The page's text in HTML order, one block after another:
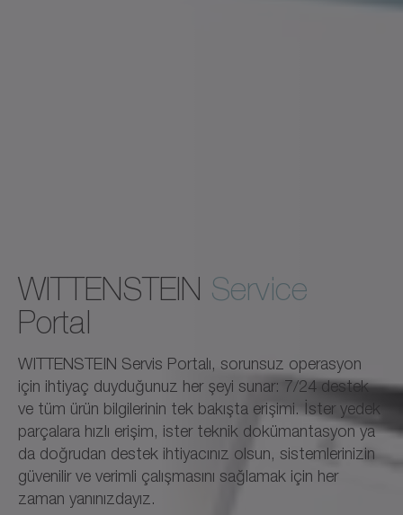
WITTENSTEIN Service
Portal
WITTENSTEIN Servis Portalı, sorunsuz operasyon
için ihtiyaç duyduğunuz her şeyi sunar: 7/24 destek
ve tüm ürün bilgilerinin tek bakışta erişimi. İster yedek
parçalara hızlı erişim, ister teknik dokümantasyon ya
da doğrudan destek ihtiyacınız olsun, sistemlerinizin
güvenilir ve verimli çalışmasını sağlamak için her
zaman yanınızdayız.